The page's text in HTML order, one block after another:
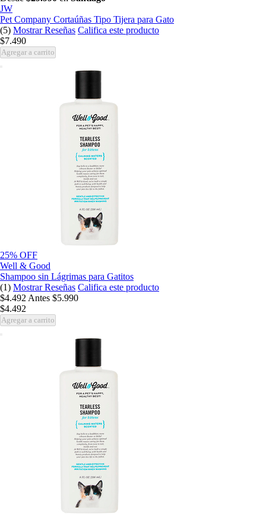
JW
Pet Company Cortaúñas Tipo Tijera para Gato
(5) Mostrar Reseñas Califica este producto
$7.490
Agregar a carrito
25% OFF
Well & Good
Shampoo sin Lágrimas para Gatitos
(1) Mostrar Reseñas Califica este producto
$4.492 Antes $5.990
$4.492
Agregar a carrito